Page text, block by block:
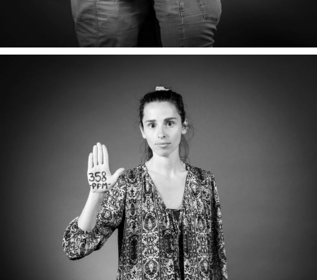
CAPUCINE & EMMANUEL